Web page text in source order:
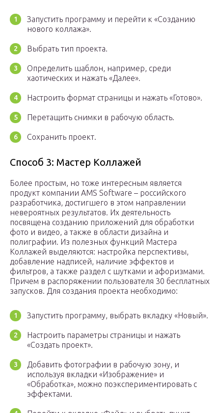
Запустить программу и перейти к «Созданию
нового коллажа».
Выбрать тип проекта.
Определить шаблон, например, среди
хаотических и нажать «Далее».
Настроить формат страницы и нажать «Готово».
Перетащить снимки в рабочую область.
Сохранить проект.
Способ 3: Мастер Коллажей
Более простым, но тоже интересным является
продукт компании AMS Software – российского
разработчика, достигшего в этом направлении
невероятных результатов. Их деятельность
посвящена созданию приложений для обработки
фото и видео, а также в области дизайна и
полиграфии. Из полезных функций Мастера
Коллажей выделяются: настройка перспективы,
добавление надписей, наличие эффектов и
фильтров, а также раздел с шутками и афоризмами.
Причем в распоряжении пользователя 30 бесплатных
запусков. Для создания проекта необходимо:
Запустить программу, выбрать вкладку «Новый».
Настроить параметры страницы и нажать
«Создать проект».
Добавить фотографии в рабочую зону, и
используя вкладки «Изображение» и
«Обработка», можно поэкспериментировать с
эффектами.